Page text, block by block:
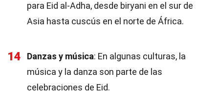
para Eid al-Adha, desde biryani en el sur de
Asia hasta cuscús en el norte de África.
14 Danzas y música: En algunas culturas, la
música y la danza son parte de las
celebraciones de Eid.